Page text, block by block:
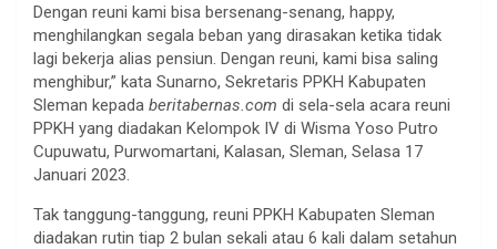
Dengan reuni kami bisa bersenang-senang, happy,
menghilangkan segala beban yang dirasakan ketika tidak
lagi bekerja alias pensiun. Dengan reuni, kami bisa saling
menghibur,” kata Sunarno, Sekretaris PPKH Kabupaten
Sleman kepada beritabernas.com di sela-sela acara reuni
PPKH yang diadakan Kelompok IV di Wisma Yoso Putro
Cupuwatu, Purwomartani, Kalasan, Sleman, Selasa 17
Januari 2023.
Tak tanggung-tanggung, reuni PPKH Kabupaten Sleman
diadakan rutin tiap 2 bulan sekali atau 6 kali dalam setahun